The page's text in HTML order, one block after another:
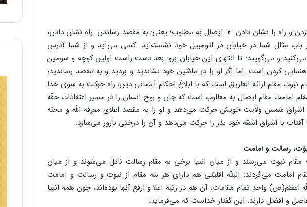
۱. ارائه الطّریق؛ یعنی: راهنمایی کردن و راه را نشان دادن. ۲. ایصال به مطلوب؛ یعنی: به مقصد رساندن. راه نشان دادن،
باب مثال شما در خیابان در اتومبیل خود نشسته‌اید. کسی می‌آید و از شما آدرس
و می‌گویید: تا انتهای این خیابان برو. بعد دست راست اولین کوچه و سومین
کردن است. اما اگر او را در ماشین خود نشاندید و بردید و به مقصد رساندید؛
مقام ارائه الطریق است که با ابلاغ احکام آسمانی دین، راه حرکت به سوی خدا
امامت مقام ایصال به مطلوب است که جان و روح انسان را در مسیر اعتقادات حقّه
اشراق شمس ولایت خویش حرکت می‌دهد و او را به مقصد اعلای معرفه الله و محبّه
آفتاب با اشراق اشعّه خود بذر را حرکت می‌دهد و آن را درختی بارور می‌سازد.
رسالت و امامت
نبوت می‌رسند و از میان انبیا برخی به مقام رسالت نائل می‌شوند و از میان
امامت می‌گردند، البتّه اقلیّتی هم دارای هر سه مقام از نبوت و رسالت و امامت
واجد تمام مقامات، آن هم در رتبه اعلا و ارفع آنها بوده‌اند، چون همه انبیا
و افضل دارند. این گفتار خداست که می‌فرماید: